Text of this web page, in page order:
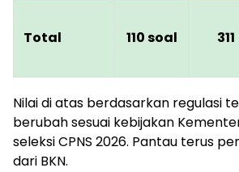
Total 110 soal 311
Nilai di atas berdasarkan regulasi
berubah sesuai kebijakan
seleksi CPNS 2026. Pantau terus
dari BKN.